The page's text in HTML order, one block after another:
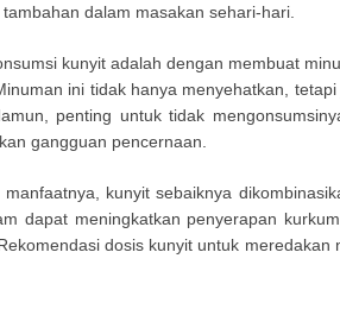
dalam masakan sehari-hari.
kunyit adalah dengan membuat
ini tidak hanya menyehatkan,
penting untuk tidak
gangguan pencernaan.
kunyit sebaiknya
dapat meningkatkan penyerapan
dosis kunyit untuk